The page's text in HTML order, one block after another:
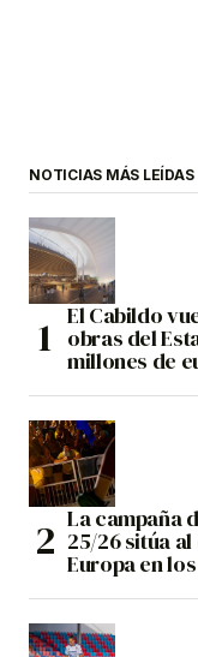
NOTICIAS MÁS LEÍDAS
El Cabildo
obras del
millones de
La campaña
25/26 sitúa
Europa en